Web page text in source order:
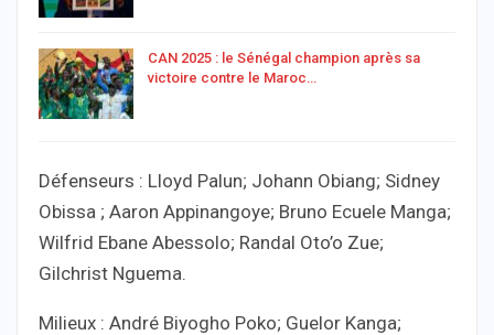
CAN 2025 : le Sénégal champion après sa
victoire contre le Maroc…
Défenseurs : Lloyd Palun; Johann Obiang; Sidney
Obissa ; Aaron Appinangoye; Bruno Ecuele Manga;
Wilfrid Ebane Abessolo; Randal Oto’o Zue;
Gilchrist Nguema.
Milieux : André Biyogho Poko; Guelor Kanga;